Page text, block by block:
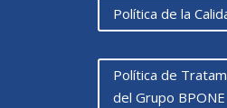
Política de la
Política de
del Grupo BPONE